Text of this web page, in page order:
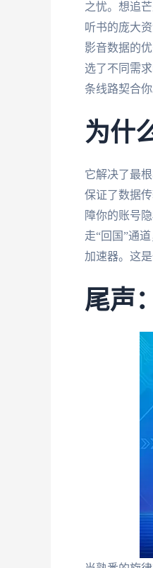
之忧。想追
听书的庞大
影音数据的
选了不同需
条线路契合你
为什
它解决了最
保证了数据
障你的账号
走“回国”通
加速器。这
尾声